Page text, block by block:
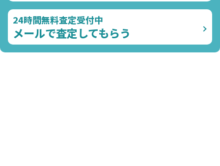
24時間無料査定受付中
メールで査定してもらう